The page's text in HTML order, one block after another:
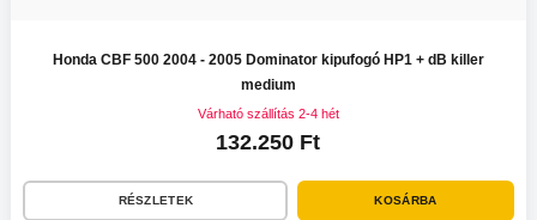
Honda CBF 500 2004 - 2005 Dominator kipufogó HP1 + dB killer
medium
Várható szállítás 2-4 hét
132.250 Ft
RÉSZLETEK KOSÁRBA